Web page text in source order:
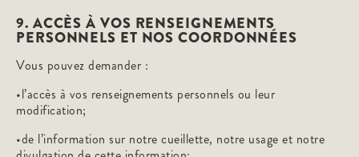
9. ACCÈS À VOS RENSEIGNEMENTS
PERSONNELS ET NOS COORDONNÉES
Vous pouvez demander :
•l’accès à vos renseignements personnels ou leur
modification;
•de l’information sur notre cueillette, notre usage et notre